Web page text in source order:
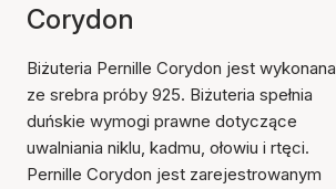
Corydon
Biżuteria Pernille Corydon jest wykonana
ze srebra próby 925. Biżuteria spełnia
duńskie wymogi prawne dotyczące
uwalniania niklu, kadmu, ołowiu i rtęci.
Pernille Corydon jest zarejestrowanym